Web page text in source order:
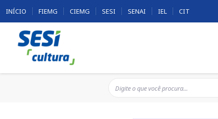
INÍCIO FIEMG CIEMG SESI SENAI IEL CIT